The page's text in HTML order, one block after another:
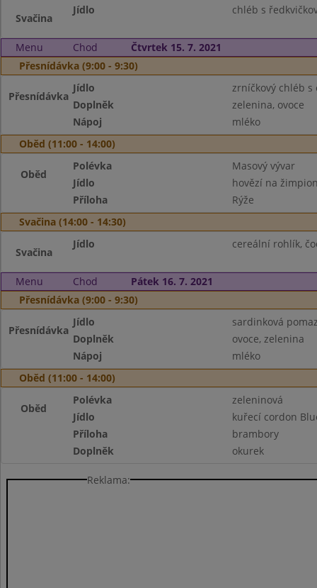
Svačina
Jídlo chléb s
Menu Chod
Čtvrtek 15. 7. 2021
Přesnídávka (9:00 - 9:30)
Přesnídávka
Jídlo
zrníčkový chléb s
Doplněk
zelenina, ovoce
Nápoj
mléko
Oběd (11:00 - 14:00)
Oběd
Polévka
Masový vývar
Jídlo
hovězí na
Příloha
Rýže
Svačina (14:00 - 14:30)
Svačina
Jídlo cereální rohlík,
Menu Chod
Pátek 16. 7. 2021
Přesnídávka (9:00 - 9:30)
Přesnídávka
Jídlo
sardinková
Doplněk
ovoce, zelenina
Nápoj
mléko
Oběd (11:00 - 14:00)
Oběd
Polévka
zeleninová
Jídlo
kuřecí cordon
Příloha
brambory
Doplněk
okurek
Reklama: